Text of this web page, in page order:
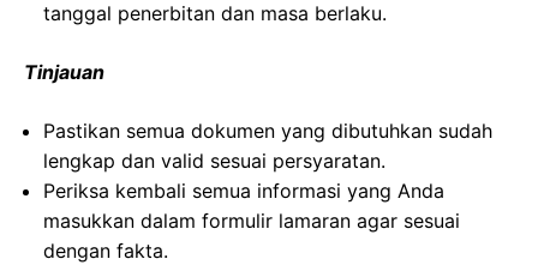
tanggal penerbitan dan masa berlaku.
Tinjauan
Pastikan semua dokumen yang dibutuhkan sudah
lengkap dan valid sesuai persyaratan.
Periksa kembali semua informasi yang Anda
masukkan dalam formulir lamaran agar sesuai
dengan fakta.